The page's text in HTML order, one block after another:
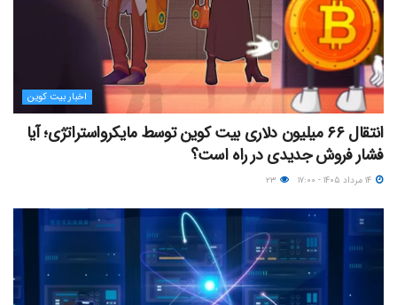
اخبار بیت کوین
انتقال ۶۶ میلیون دلاری بیت کوین توسط مایکرواستراتژی؛ آیا
فشار فروش جدیدی در راه است؟